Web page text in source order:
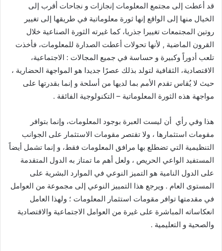
قد أعطت إلى مجتمع المعلومات إنجازات و نجاحات أقرب إلى
الخيال منها إلى الواقع إنها ثورة معلوماتية في طريقها إلى تغيير
روتين المجتمعات تغييرا جذريا، كما غيرته الثورة الصناعية خلال
القرون الماضية , لأنها تحولات أعطت الصدارة للمعلومات، فأخذت
تلعب أدوراً وكبيرة و حساسة في جميع المجالات : الاجتماعية،
الاقتصادية، الثقافية لتولد بذلك عصرًا جديدا هو المواجهة الحضارية ،
حيث لا يُقاس تقدم الأمم بما لديها من أسلحة و إنما بقدرتها على
مواجهة هذه الثورة المعلوماتية – التكنولوجية الفائقة .
هذا وفي رأي أن ليست العبرة بوجود المعلومات، وإنما بتوافر
مقومات استثمارها ، ولا تقتصر مقومات الاستثمار على الجوانب
التنظيمية التي تضطلع بها مرافق المعلومات فقط، و إنما تشمل أيضاً
المستفيد الواعي الحريص ، ولعل أهم ما تمتاز به الدول المتقدمة
على الدول النامية هو التميز النوعي في الموارد البشرية على
المستوى العام . ويرجع هذا التمييز النوعي إلى مجموعة من العوامل
في مقدمتها توافر مقومات استثمار المعلومات ؛ ولهذا العامل
انعكاساته المباشرة على غيرة من العوامل الاجتماعية والاقتصادية
والصحية و التعليمية .